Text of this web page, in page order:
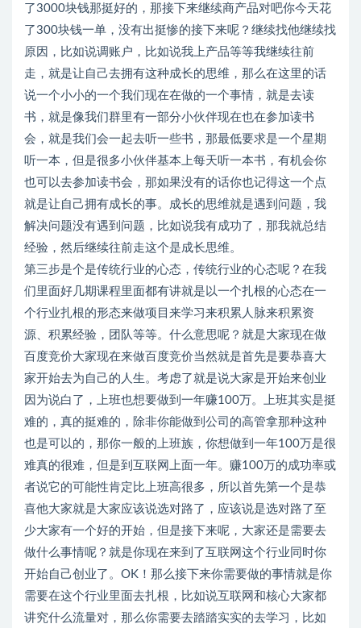
了3000块钱那挺好的，那接下来继续商产品对吧你今天花
了300块钱一单，没有出挺惨的接下来呢？继续找他继续找
原因，比如说调账户，比如说我上产品等等我继续往前
走，就是让自己去拥有这种成长的思维，那么在这里的话
说一个小小的一个我们现在在做的一个事情，就是去读
书，就是像我们群里有一部分小伙伴现在也在参加读书
会，就是我们会一起去听一些书，那最低要求是一个星期
听一本，但是很多小伙伴基本上每天听一本书，有机会你
也可以去参加读书会，那如果没有的话你也记得这一个点
就是让自己拥有成长的事。成长的思维就是遇到问题，我
解决问题没有遇到问题，比如说我有成功了，那我就总结
经验，然后继续往前走这个是成长思维。
第三步是个是传统行业的心态，传统行业的心态呢？在我
们里面好几期课程里面都有讲就是以一个扎根的心态在一
个行业扎根的形态来做项目来学习来积累人脉来积累资
源、积累经验，团队等等。什么意思呢？就是大家现在做
百度竞价大家现在来做百度竞价当然就是首先是要恭喜大
家开始去为自己的人生。考虑了就是说大家是开始来创业
因为说白了，上班也想要做到一年赚100万。上班其实是挺
难的，真的挺难的，除非你能做到公司的高管拿那种这种
也是可以的，那你一般的上班族，你想做到一年100万是很
难真的很难，但是到互联网上面一年。赚100万的成功率或
者说它的可能性肯定比上班高很多，所以首先第一个是恭
喜他大家就是大家应该说选对路了，应该说是选对路了至
少大家有一个好的开始，但是接下来呢，大家还是需要去
做什么事情呢？就是你现在来到了互联网这个行业同时你
开始自己创业了。OK！那么接下来你需要做的事情就是你
需要在这个行业里面去扎根，比如说互联网和核心大家都
讲究什么流量对，那么你需要去踏踏实实的去学习，比如